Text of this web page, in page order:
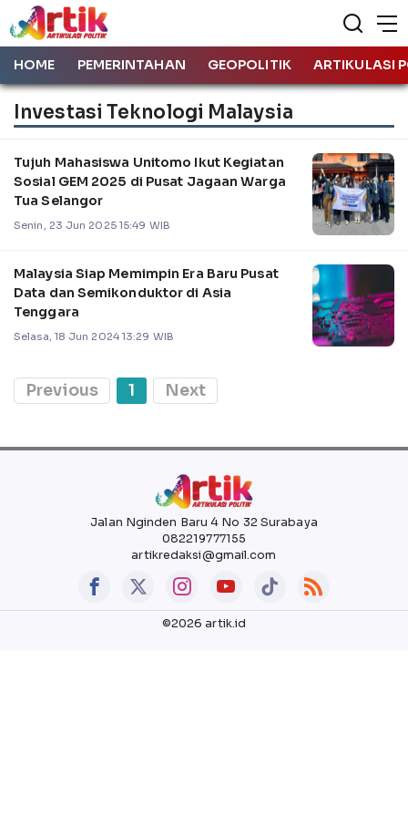
HOME PEMERINTAHAN GEOPOLITIK ARTIKULASI
Investasi Teknologi Malaysia
Tujuh Mahasiswa Unitomo Ikut Kegiatan
Sosial GEM 2025 di Pusat Jagaan Warga
Tua Selangor
Senin, 23 Jun 2025 15:49 WIB
Malaysia Siap Memimpin Era Baru Pusat
Data dan Semikonduktor di Asia
Tenggara
Selasa, 18 Jun 2024 13:29 WIB
Previous 1 Next
Jalan Nginden Baru 4 No 32 Surabaya
082219777155
artikredaksi@gmail.com
©2026 artik.id